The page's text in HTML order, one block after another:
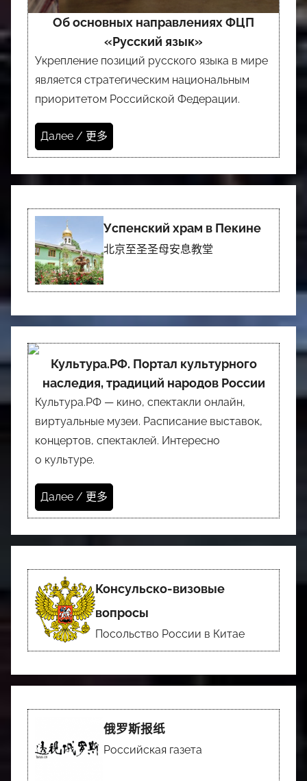
Об основных направлениях ФЦП
«Русский язык»
Укрепление позиций русского языка в мире
является стратегическим национальным
приоритетом Российской Федерации.
Далее / 更多
Успенский храм в Пекине
北京至圣圣母安息教堂
Культура.РФ. Портал культурного
наследия, традиций народов России
Культура.РФ — кино, спектакли онлайн,
виртуальные музеи. Расписание выставок,
концертов, спектаклей. Интересно
о культуре.
Далее / 更多
Консульско-визовые
вопросы
Посольство России в Китае
俄罗斯报纸
Российская газета